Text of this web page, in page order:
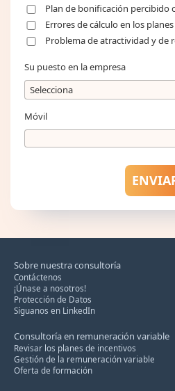
Plan de bonificación
Errores de cálculo en los
Problema de atractividad y de
Su puesto en la empresa
Móvil
Sobre nuestra consultoría
Contáctenos
¡Únase a nosotros!
Protección de Datos
Síguanos en LinkedIn
Consultoría en remuneración variable
Revisar los planes de incentivos
Gestión de la remuneración variable
Oferta de formación